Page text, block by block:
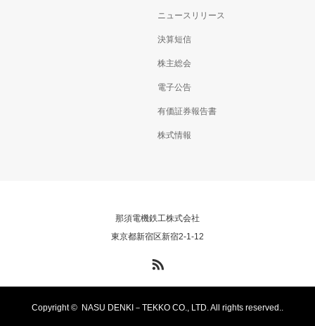
ニュースリリース
決算短信
株主総会
電子公告
有価証券報告書
株式情報
那須電機鉄工株式会社
東京都新宿区新宿2-1-12
Copyright © NASU DENKI－TEKKO CO., LTD. All rights reserved..